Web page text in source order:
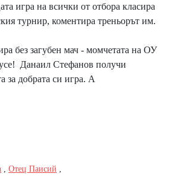
игра на всички от отбора класира
турнир, коментира треньорът им.
без загубен мач - момчетата на ОУ
Данаил Стефанов получи
за добрата си игра. А
Отец Паисий